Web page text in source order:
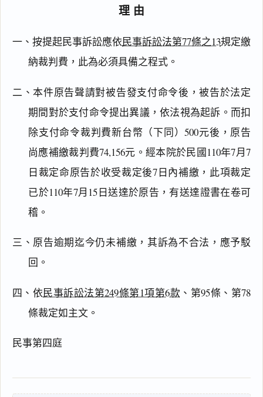
理由
一、按提起民事訴訟應依民事訴訟法第77條之13規定繳
納裁判費，此為必須具備之程式。
二、本件原告聲請對被告發支付命令後，被告於法定
期間對於支付命令提出異議，依法視為起訴。而扣
除支付命令裁判費新台幣（下同）500元後，原告
尚應補繳裁判費74,156元。經本院於民國110年7月7
日裁定命原告於收受裁定後7日內補繳，此項裁定
已於110年7月15日送達於原告，有送達證書在卷可
稽。
三、原告逾期迄今仍未補繳，其訴為不合法，應予駁
回。
四、依民事訴訟法第249條第1項第6款 、第95條、第78
條裁定如主文。
民事第四庭
閱讀 研究